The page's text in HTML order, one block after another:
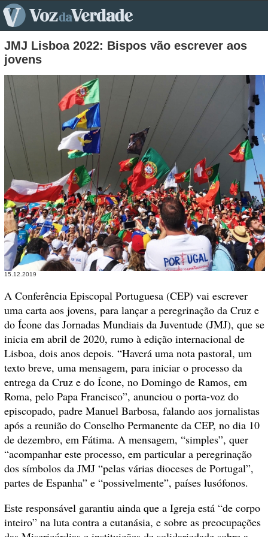
JMJ Lisboa 2022: Bispos vão escrever aos
jovens
15.12.2019
A Conferência Episcopal Portuguesa (CEP) vai escrever
uma carta aos jovens, para lançar a peregrinação da Cruz e
do Ícone das Jornadas Mundiais da Juventude (JMJ), que se
inicia em abril de 2020, rumo à edição internacional de
Lisboa, dois anos depois. “Haverá uma nota pastoral, um
texto breve, uma mensagem, para iniciar o processo da
entrega da Cruz e do Ícone, no Domingo de Ramos, em
Roma, pelo Papa Francisco”, anunciou o porta-voz do
episcopado, padre Manuel Barbosa, falando aos jornalistas
após a reunião do Conselho Permanente da CEP, no dia 10
de dezembro, em Fátima. A mensagem, “simples”, quer
“acompanhar este processo, em particular a peregrinação
dos símbolos da JMJ “pelas várias dioceses de Portugal”,
partes de Espanha” e “possivelmente”, países lusófonos.
Este responsável garantiu ainda que a Igreja está “de corpo
inteiro” na luta contra a eutanásia, e sobre as preocupações